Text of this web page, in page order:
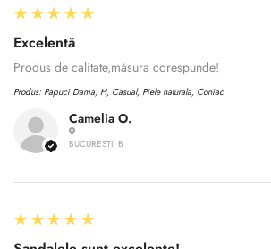
Camelia O.
BUCURESTI, B
5
★★★★★
Excelentă
Produs de calitate,măsura corespunde!
Produs: Papuci Dama, H, Casual, Piele naturala, Coniac
5
★★★★★